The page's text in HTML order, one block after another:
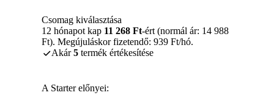
Csomag kiválasztása
12 hónapot kap 11 268 Ft-ért (normál ár: 14 988
Ft). Megújuláskor fizetendő: 939 Ft/hó.
Akár5 termék értékesítése
A Starter előnyei: